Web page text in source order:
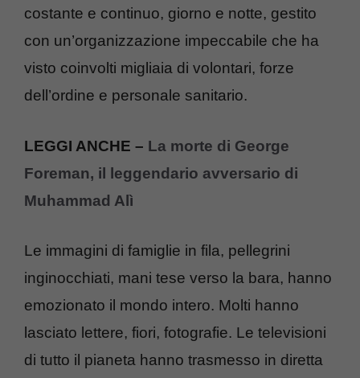
costante e continuo, giorno e notte, gestito
con un’organizzazione impeccabile che ha
visto coinvolti migliaia di volontari, forze
dell’ordine e personale sanitario.
LEGGI ANCHE – La morte di George
Foreman, il leggendario avversario di
Muhammad Alì
Le immagini di famiglie in fila, pellegrini
inginocchiati, mani tese verso la bara, hanno
emozionato il mondo intero. Molti hanno
lasciato lettere, fiori, fotografie. Le televisioni
di tutto il pianeta hanno trasmesso in diretta